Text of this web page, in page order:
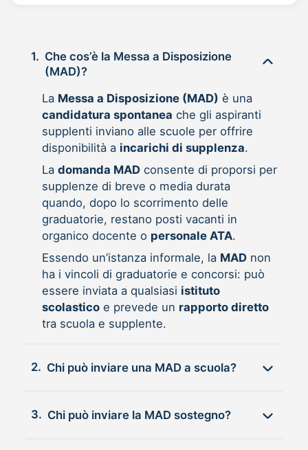
1. Che cos’è la Messa a Disposizione
(MAD)?
La Messa a Disposizione (MAD) è una
candidatura spontanea che gli aspiranti
supplenti inviano alle scuole per offrire
disponibilità a incarichi di supplenza.
La domanda MADconsente di proporsi per
supplenze di breve o media durata
quando, dopo lo scorrimento delle
graduatorie, restano posti vacanti in
organico docente o personale ATA.
Essendo un’istanza informale, la MADnon
ha i vincoli di graduatorie e concorsi: può
essere inviata a qualsiasi istituto
scolasticoe prevede un rapporto diretto
tra scuola e supplente.
2. Chi può inviare una MAD a scuola?
3. Chi può inviare la MAD sostegno?